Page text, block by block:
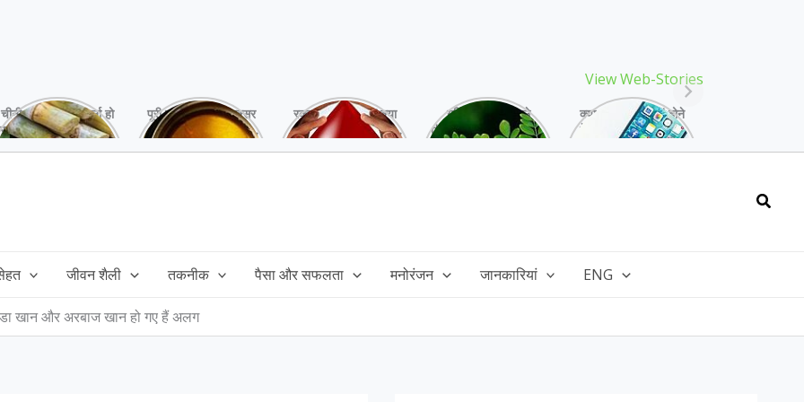
View Web-Stories
चीनी को कर दें ना, वर्ना हो
सकता है बहुत बड़ा नुक्सान
पूरी बनाने के बाद, अक्सर
तेल बच जाता है,ऐसे में
रक्तदान है ‘महादान’ क्या
आपने करवाया, स्वस्थ
गर्मियों में मिलने वाले
drumstick गुणों की खान
क्या storage full होने
के बाद मोबाइल हो रहा है
जीवन शैली तकनीक पैसा और सफलता मनोरंजन जानकारियां ENG
खान और अरबाज खान हो गए हैं अलग